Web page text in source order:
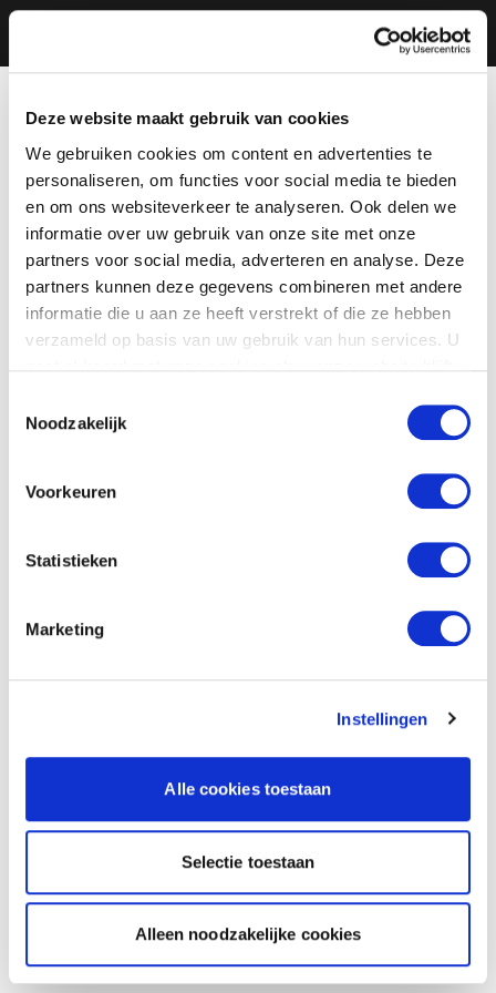
Deze website maakt gebruik van cookies
We gebruiken cookies om content en advertenties te
personaliseren, om functies voor social media te bieden
en om ons websiteverkeer te analyseren. Ook delen we
informatie over uw gebruik van onze site met onze
partners voor social media, adverteren en analyse. Deze
partners kunnen deze gegevens combineren met andere
informatie die u aan ze heeft verstrekt of die ze hebben
verzameld op basis van uw gebruik van hun services. U
Noodzakelijk
Voorkeuren
Statistieken
Marketing
Instellingen
Alle cookies toestaan
Selectie toestaan
Alleen noodzakelijke cookies